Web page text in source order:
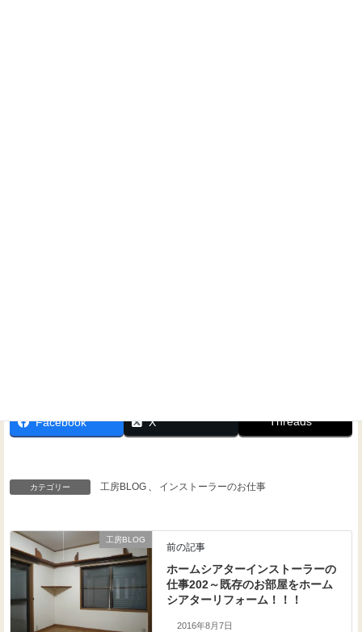
Facebook X Threads
カテゴリー 工房BLOG 、 インストーラーのお仕事
工房BLOG
前の記事
ホームシアターインストーラーの
仕事202～既存のお部屋をホーム
シアターリフォーム！！！
2016年8月7日